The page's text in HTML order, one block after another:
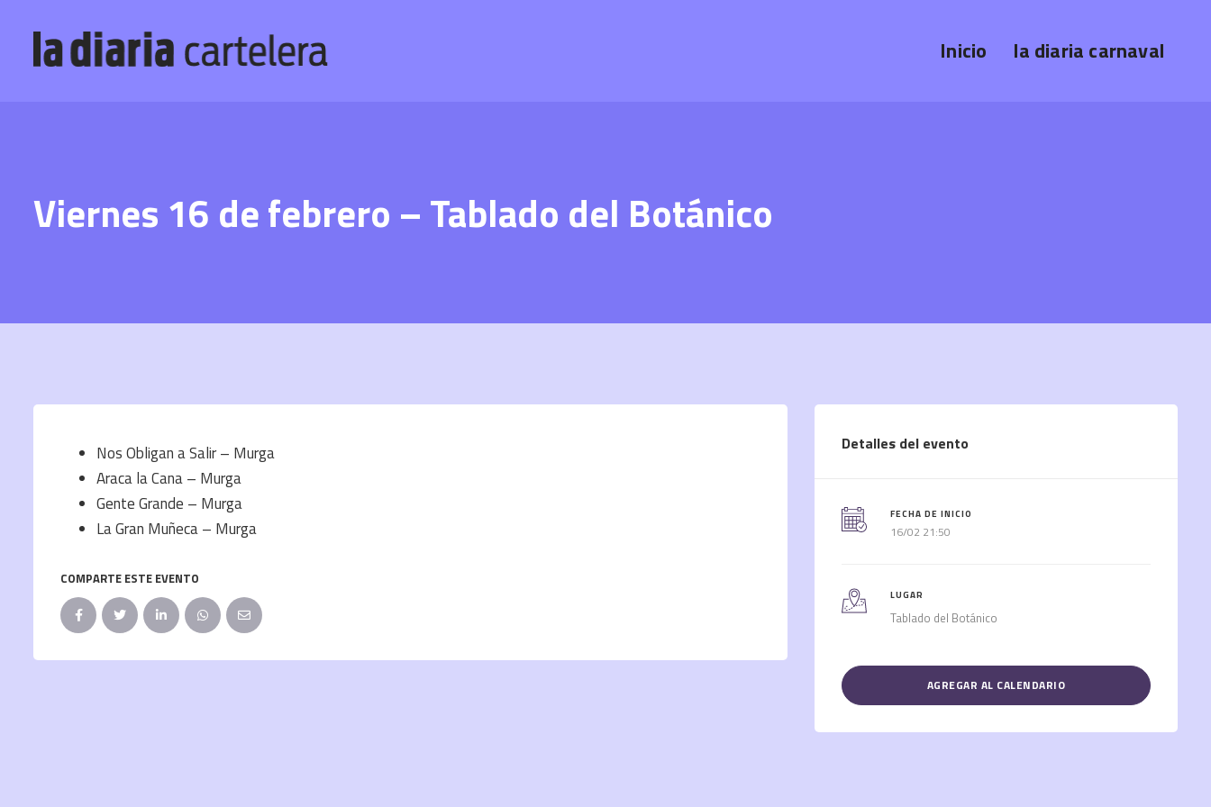
Inicio la diaria carnaval
Viernes 16 de febrero – Tablado del Botánico
Nos Obligan a Salir – Murga
Araca la Cana – Murga
Gente Grande – Murga
La Gran Muñeca – Murga
COMPARTE ESTE EVENTO
Detalles del evento
FECHA DE INICIO
16/02 21:50
LUGAR
Tablado del Botánico
AGREGAR AL CALENDARIO